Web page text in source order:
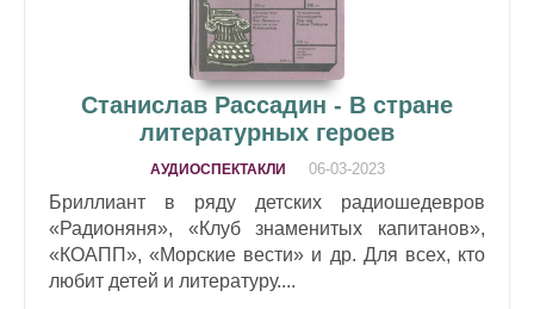
Станислав Рассадин - В стране
литературных героев
АУДИОСПЕКТАКЛИ 06-03-2023
Бриллиант в ряду детских радиошедевров
«Радионяня», «Клуб знаменитых капитанов»,
«КОАПП», «Морские вести» и др. Для всех, кто
любит детей и литературу....